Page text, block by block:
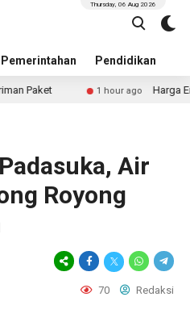
Pemerintahan Pendidikan
Thursday, 06 Aug 2026
1 hour ago Harga Emas
Air
Royong
70 Redaksi